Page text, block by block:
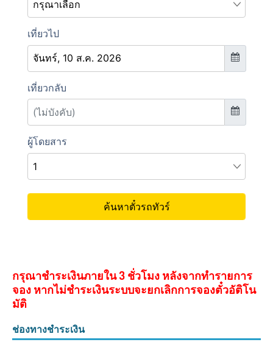
กรุณาชำระเงินภายใน 3 ชั่วโมง หลังจากทำรายการ
จอง หากไม่ชำระเงินระบบจะยกเลิกการจองตั๋วอัติโน
มัติ
ช่องทางชำระเงิน